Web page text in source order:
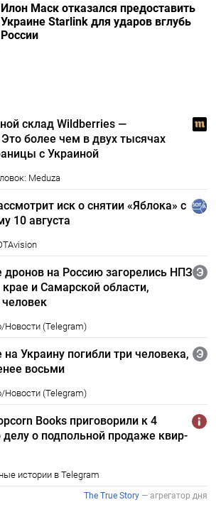
Илон Маск отказался предоставить
Украине Starlink для ударов вглубь
России